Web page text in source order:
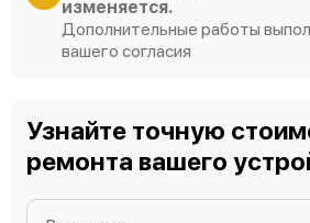
изменяется.
Дополнительные работы
вашего согласия
Узнайте точную
ремонта вашего